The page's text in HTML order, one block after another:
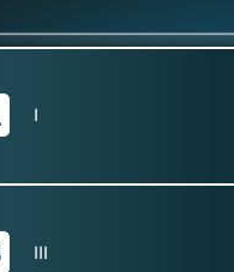
I
III